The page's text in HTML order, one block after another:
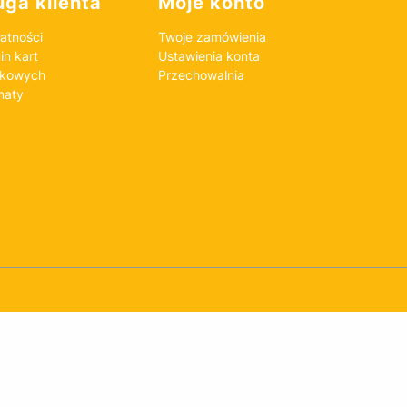
kart
Twoje zamówienia
Ustawienia konta
Przechowalnia